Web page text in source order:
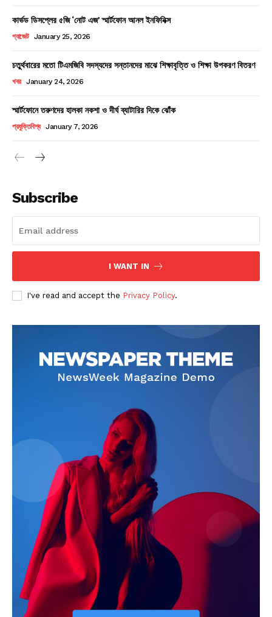
Company
About
Subscription Plans
My account
কার্ভড ডিসপ্লের ৫জি ‘নোট এজ’ স্মার্টফোন আনল ইনফিনিক্স
গ্যাজেট January 25, 2026
চতুর্থবারের মতো টিএমজিবি সদস্যদের সন্তানদের মাঝে শিক্ষাবৃত্তি ও শিক্ষা উপকরণ বিতরণ
খবর January 24, 2026
স্মার্টফোনে তরুণদের হালকা নকশা ও দীর্ঘ ব্যাটারির দিকে ঝোঁক
প্রযুক্তিবিশ্ব January 7, 2026
Subscribe
I WANT IN
I've read and accept the Privacy Policy.